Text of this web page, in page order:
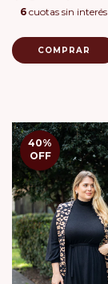
6 cuotas sin
COMPRAR
40%
OFF